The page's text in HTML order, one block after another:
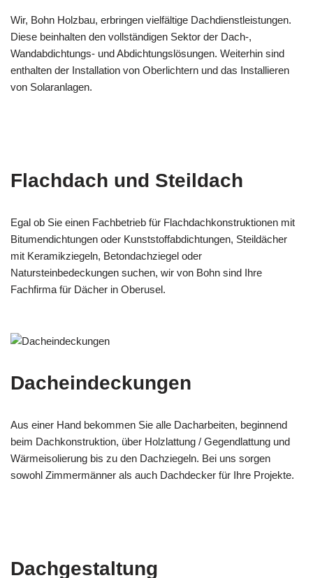
Wir, Bohn Holzbau, erbringen vielfältige Dachdienstleistungen.
Diese beinhalten den vollständigen Sektor der Dach-,
Wandabdichtungs- und Abdichtungslösungen. Weiterhin sind
enthalten der Installation von Oberlichtern und das Installieren
von Solaranlagen.
Flachdach und Steildach
Egal ob Sie einen Fachbetrieb für Flachdachkonstruktionen mit
Bitumendichtungen oder Kunststoffabdichtungen, Steildächer
mit Keramikziegeln, Betondachziegel oder
Natursteinbedeckungen suchen, wir von Bohn sind Ihre
Fachfirma für Dächer in Oberusel.
Dacheindeckungen
Aus einer Hand bekommen Sie alle Dacharbeiten, beginnend
beim Dachkonstruktion, über Holzlattung / Gegendlattung und
Wärmeisolierung bis zu den Dachziegeln. Bei uns sorgen
sowohl Zimmermänner als auch Dachdecker für Ihre Projekte.
Dachgestaltung